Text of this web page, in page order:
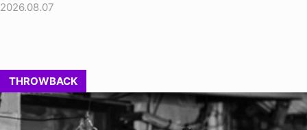
2026.08.07
THROWBACK